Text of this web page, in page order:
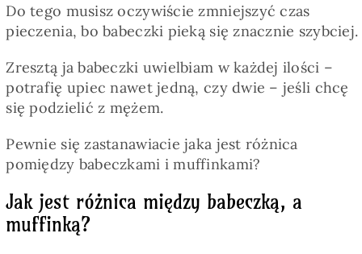
Do tego musisz oczywiście zmniejszyć czas
pieczenia, bo babeczki pieką się znacznie szybciej.
Zresztą ja babeczki uwielbiam w każdej ilości –
potrafię upiec nawet jedną, czy dwie – jeśli chcę
się podzielić z mężem.
Pewnie się zastanawiacie jaka jest różnica
pomiędzy babeczkami i muffinkami?
Jak jest różnica między babeczką, a
muffinką?